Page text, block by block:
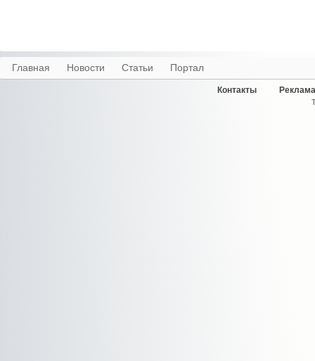
Главная Новости Статьи Портал
Контакты